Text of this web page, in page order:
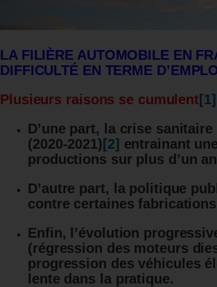
LA FILIÈRE AUTOMOBILE EN
DIFFICULTÉ EN TERME
Plusieurs raisons se cumulent [1]
D’une part, la crise
(2020-2021) [2] entrainant
productions sur plus d’un
D’autre part, la politique
contre certaines
Enfin, l’évolution
(régression des moteurs
progression des véhicules
lente dans la pratique.